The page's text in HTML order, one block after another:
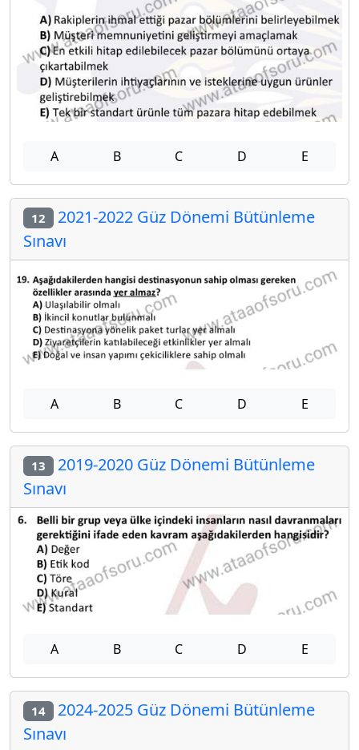
A B C D E
12 2021-2022 Güz Dönemi Bütünleme
Sınavı
A B C D E
13 2019-2020 Güz Dönemi Bütünleme
Sınavı
A B C D E
14 2024-2025 Güz Dönemi Bütünleme
Sınavı